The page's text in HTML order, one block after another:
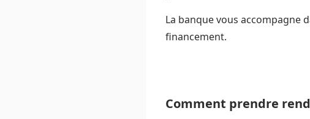
La banque vous accompagne
financement.
Comment prendre